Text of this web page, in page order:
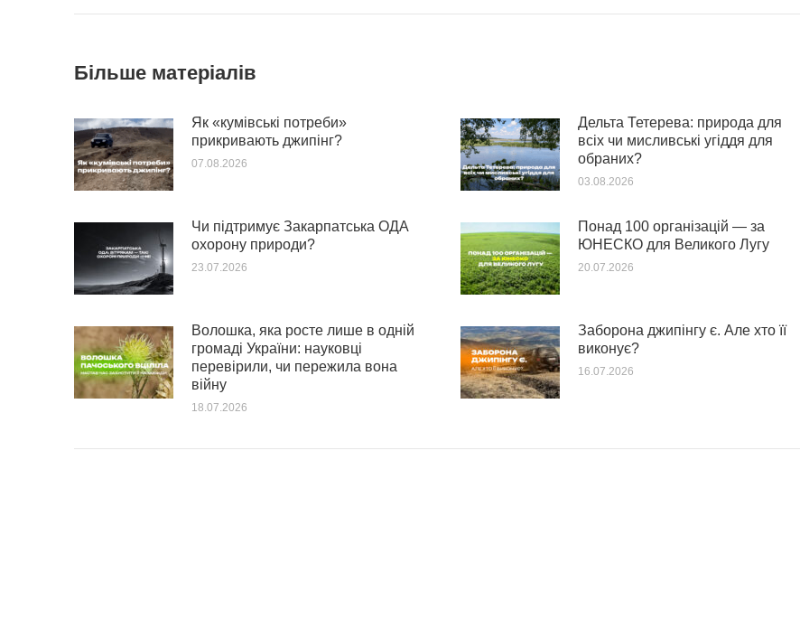
Більше матеріалів
Як «кумівські потреби»
прикривають джипінг?
07.08.2026
Дельта Тетерева: природа для
всіх чи мисливські угіддя для
обраних?
03.08.2026
Чи підтримує Закарпатська ОДА
охорону природи?
23.07.2026
Понад 100 організацій — за
ЮНЕСКО для Великого Лугу
20.07.2026
Волошка, яка росте лише в одній
громаді України: науковці
перевірили, чи пережила вона
війну
18.07.2026
Заборона джипінгу є. Але хто її
виконує?
16.07.2026